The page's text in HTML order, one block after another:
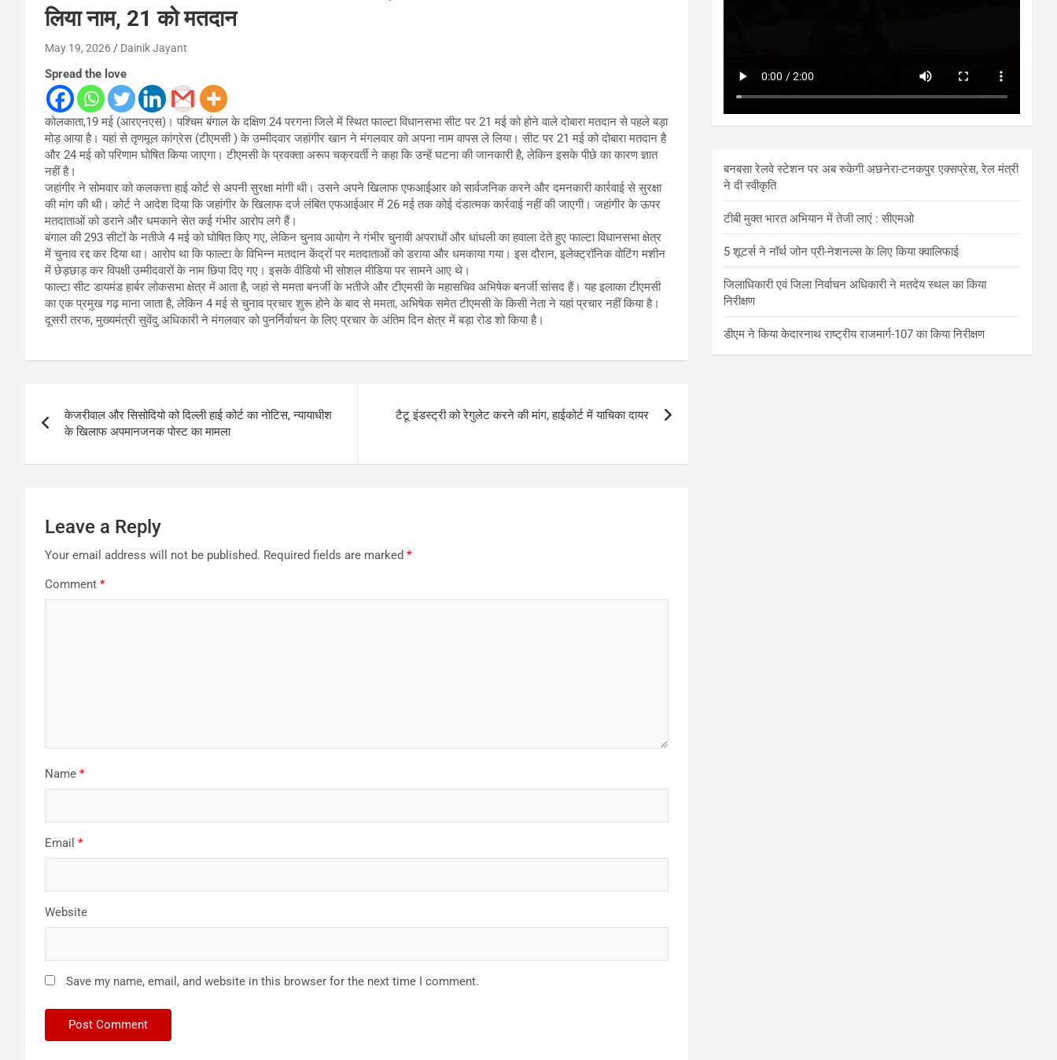
लिया नाम, 21 को मतदान
May 19, 2026 Dainik Jayant
Spread the love
कोलकाता,19 मई (आरएनएस)। पश्चिम बंगाल के दक्षिण 24 परगना जिले में स्थित फाल्टा विधानसभा सीट पर 21 मई को होने वाले दोबारा मतदान से पहले बड़ा
मोड़ आया है। यहां से तृणमूल कांग्रेस (टीएमसी ) के उम्मीदवार जहांगीर खान ने मंगलवार को अपना नाम वापस ले लिया। सीट पर 21 मई को दोबारा मतदान है
और 24 मई को परिणाम घोषित किया जाएगा। टीएमसी के प्रवक्ता अरूप चक्रवर्ती ने कहा कि उन्हें घटना की जानकारी है, लेकिन इसके पीछे का कारण ज्ञात
नहीं है।
जहांगीर ने सोमवार को कलकत्ता हाई कोर्ट से अपनी सुरक्षा मांगी थी। उसने अपने खिलाफ एफआईआर को सार्वजनिक करने और दमनकारी कार्रवाई से सुरक्षा
की मांग की थी। कोर्ट ने आदेश दिया कि जहांगीर के खिलाफ दर्ज लंबित एफआईआर में 26 मई तक कोई दंडात्मक कार्रवाई नहीं की जाएगी। जहांगीर के ऊपर
मतदाताओं को डराने और धमकाने सेत कई गंभीर आरोप लगे हैं।
बंगाल की 293 सीटों के नतीजे 4 मई को घोषित किए गए, लेकिन चुनाव आयोग ने गंभीर चुनावी अपराधों और धांधली का हवाला देते हुए फाल्टा विधानसभा क्षेत्र
में चुनाव रद्द कर दिया था। आरोप था कि फाल्टा के विभिन्न मतदान केंद्रों पर मतदाताओं को डराया और धमकाया गया। इस दौरान, इलेक्ट्रॉनिक वोटिंग मशीन
में छेड़छाड़ कर विपक्षी उम्मीदवारों के नाम छिपा दिए गए। इसके वीडियो भी सोशल मीडिया पर सामने आए थे।
फाल्टा सीट डायमंड हार्बर लोकसभा क्षेत्र में आता है, जहां से ममता बनर्जी के भतीजे और टीएमसी के महासचिव अभिषेक बनर्जी सांसद हैं। यह इलाका टीएमसी
का एक प्रमुख गढ़ माना जाता है, लेकिन 4 मई से चुनाव प्रचार शुरू होने के बाद से ममता, अभिषेक समेत टीएमसी के किसी नेता ने यहां प्रचार नहीं किया है।
दूसरी तरफ, मुख्यमंत्री सुवेंदु अधिकारी ने मंगलवार को पुनर्निर्वाचन के लिए प्रचार के अंतिम दिन क्षेत्र में बड़ा रोड शो किया है।
navigation
केजरीवाल और सिसोदियो को दिल्ली हाई कोर्ट का नोटिस, न्यायाधीश
के खिलाफ अपमानजनक पोस्ट का मामला
टैटू इंडस्ट्री को रेगुलेट करने की मांग, हाईकोर्ट में याचिका दायर
Leave a Reply
Your email address will not be published. Required fields are marked *
Comment *
Name *
Email *
Website
Save my name, email, and website in this browser for the next time I comment.
बनबसा रेलवे स्टेशन पर अब रुकेगी अछनेरा-टनकपुर एक्सप्रेस, रेल मंत्री
ने दी स्वीकृति
टीबी मुक्त भारत अभियान में तेजी लाएं : सीएमओ
5 शूटर्स ने नॉर्थ जोन प्री-नेशनल्स के लिए किया क्वालिफाई
जिलाधिकारी एवं जिला निर्वाचन अधिकारी ने मतदेय स्थल का किया
निरीक्षण
डीएम ने किया केदारनाथ राष्ट्रीय राजमार्ग-107 का किया निरीक्षण